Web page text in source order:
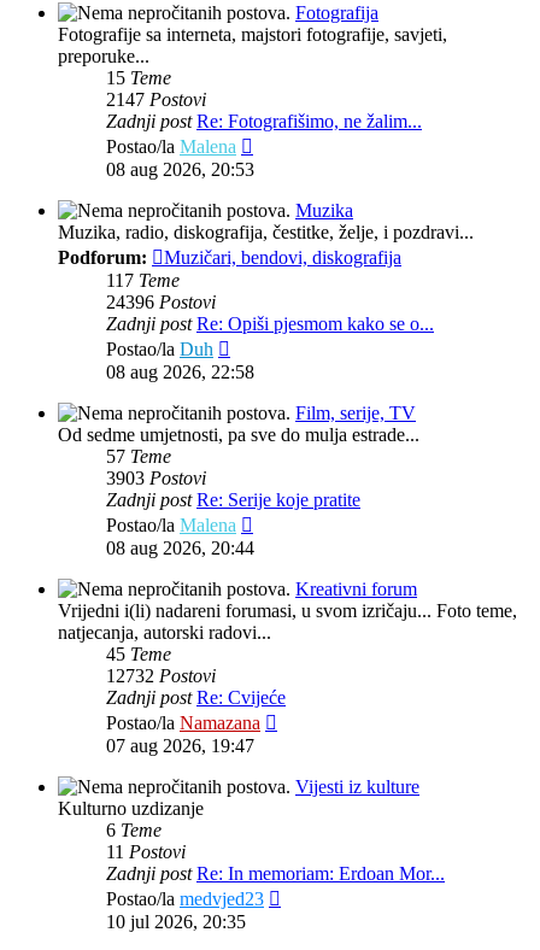
Fotografija
Fotografije sa interneta, majstori fotografije, savjeti,
preporuke...
15 Teme
2147 Postovi
Zadnji post Re: Fotografišimo, ne žalim...
Postao/la Malena
post
08 aug 2026, 20:53
Muzika
Muzika, radio, diskografija, čestitke, želje, i pozdravi...
Podforum:
Muzičari, bendovi, diskografija
117 Teme
24396 Postovi
Zadnji post Re: Opiši pjesmom kako se o...
Postao/la Duh
post
08 aug 2026, 22:58
Film, serije, TV
Od sedme umjetnosti, pa sve do mulja estrade...
57 Teme
3903 Postovi
Zadnji post Re: Serije koje pratite
Postao/la Malena
post
08 aug 2026, 20:44
Kreativni forum
Vrijedni i(li) nadareni forumasi, u svom izričaju... Foto teme,
natjecanja, autorski radovi...
45 Teme
12732 Postovi
Zadnji post Re: Cvijeće
Postao/la Namazana
07 aug 2026, 19:47
Vijesti iz kulture
Kulturno uzdizanje
6 Teme
11 Postovi
Zadnji post Re: In memoriam: Erdoan Mor...
Postao/la medvjed23
10 jul 2026, 20:35